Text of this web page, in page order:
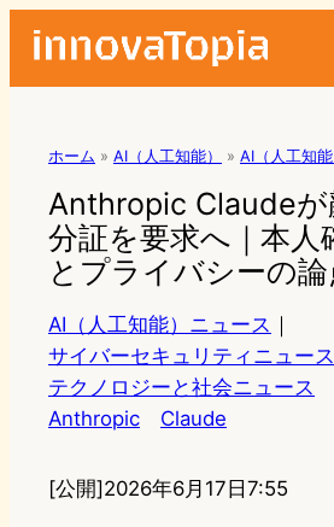
ホーム » AI（人工知能） » AI（人工知
Anthropic Claudeが
分証を要求へ｜本人
とプライバシーの論
AI（人工知能）ニュース ｜
サイバーセキュリティニュース
テクノロジーと社会ニュース
Anthropic
Claude
[公開]2026年6月17日7:55